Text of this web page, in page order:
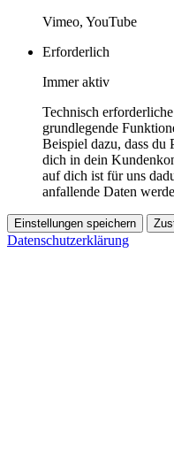
Vimeo, YouTube
Erforderlich
Immer aktiv
Technisch
grundlegende
Beispiel dazu, dass du
dich in dein
auf dich ist für uns
anfallende Daten
Einstellungen speichern
Datenschutzerklärung